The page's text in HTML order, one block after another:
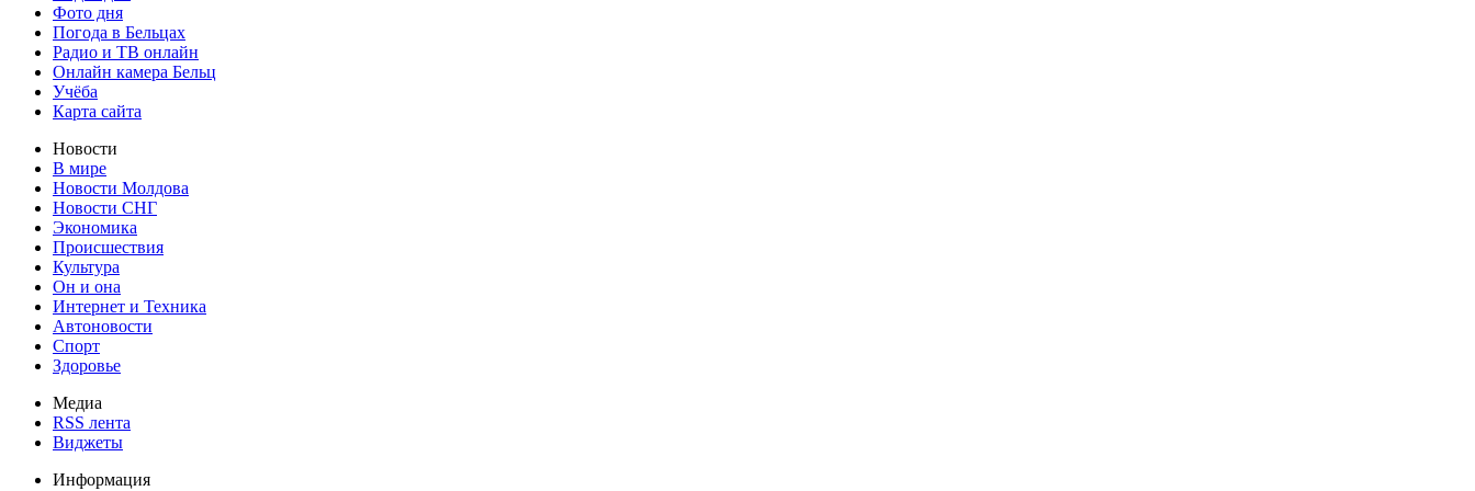
Фото дня
Погода в Бельцах
Радио и ТВ онлайн
Онлайн камера Бельц
Учёба
Карта сайта
Новости
В мире
Новости Молдова
Новости СНГ
Экономика
Происшествия
Культура
Он и она
Интернет и Техника
Автоновости
Спорт
Здоровье
Медиа
RSS лента
Виджеты
Информация